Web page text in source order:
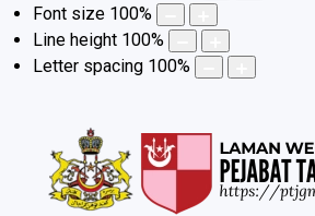
Font size 100%
Line height 100%
Letter spacing 100%